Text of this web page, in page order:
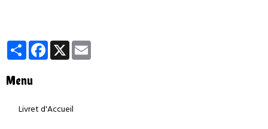
PartagerFacebook
X
Menu
Livret d'Accueil